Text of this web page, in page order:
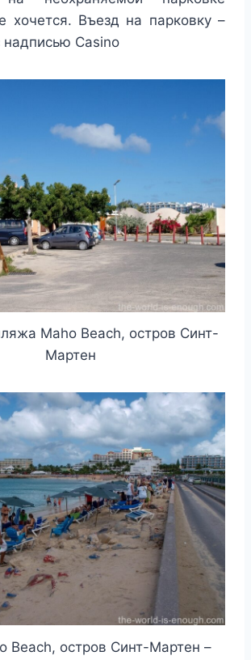
хочется. Въезд на парковку –
надписью Casino
Maho Beach, остров Синт-
Мартен
Beach, остров Синт-Мартен –